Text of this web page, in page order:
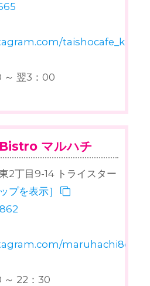
～ 翌3：00
マルハチ
2丁目9-14 トライスター
プを表示］
～ 22：30